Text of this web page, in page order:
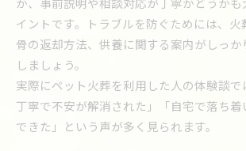
ペット火葬を円滑に進めるため
信頼できるペット火葬業者を見
イントです。トラブルを防ぐためには、
骨の返却方法、供養に関する案内がしっ
しましょう。
実際にペット火葬を利用した人の体験談
丁寧で不安が解消された」「自宅で落ち
できた」という声が多く見られます。